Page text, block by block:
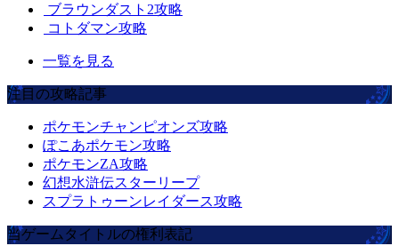
ブラウンダスト2攻略
コトダマン攻略
一覧を見る
注目の攻略記事
ポケモンチャンピオンズ攻略
ぽこあポケモン攻略
ポケモンZA攻略
幻想水滸伝スターリープ
スプラトゥーンレイダース攻略
当ゲームタイトルの権利表記